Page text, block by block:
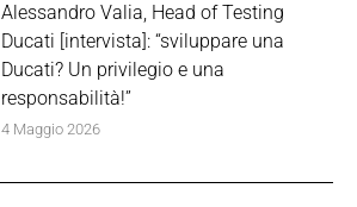
Alessandro Valia, Head of Testing
Ducati [intervista]: “sviluppare una
Ducati? Un privilegio e una
responsabilità!”
4 Maggio 2026